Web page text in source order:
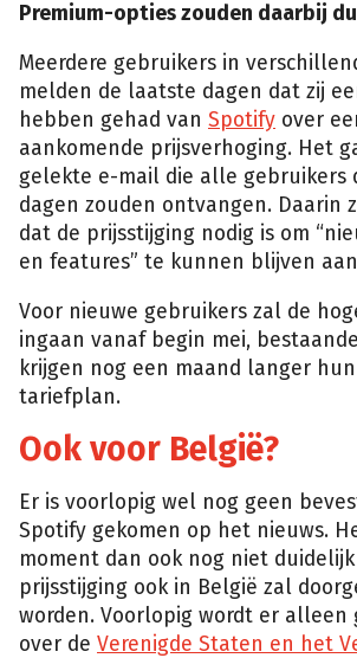
Premium-opties zouden daarbij
Meerdere gebruikers in
melden de laatste dagen dat zij
hebben gehad van Spotify over
aankomende prijsverhoging. Het
gelekte e-mail die alle gebruikers
dagen zouden ontvangen. Daarin
dat de prijsstijging nodig is om
en features” te kunnen blijven
Voor nieuwe gebruikers zal de
ingaan vanaf begin mei,
krijgen nog een maand langer
tariefplan.
Ook voor België?
Er is voorlopig wel nog geen
Spotify gekomen op het nieuws.
moment dan ook nog niet
prijsstijging ook in België zal
worden. Voorlopig wordt er alleen
over de Verenigde Staten en het